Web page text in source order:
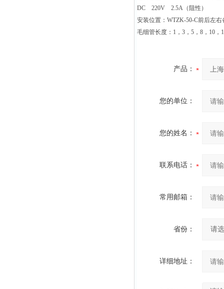
DC 220V 2.5A（阻性）
安装位置：WTZK-50-C前后左右
毛细管长度：1，3，5，8，10，
产品：
您的单位：
您的姓名：
联系电话：
常用邮箱：
省份：
详细地址：